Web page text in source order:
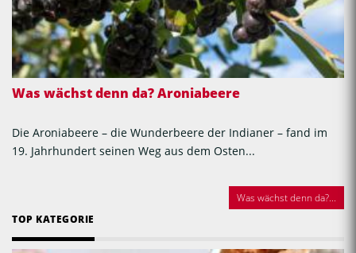
Was wächst denn da? Aroniabeere
Die Aroniabeere – die Wunderbeere der Indianer – fand im
19. Jahrhundert seinen Weg aus dem Osten...
Was wächst denn da?...
TOP KATEGORIE